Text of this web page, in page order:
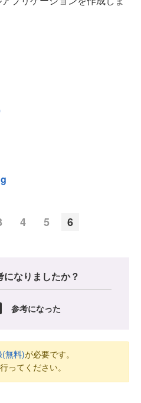
4 5 6
になりましたか？
参考になった
無料)が必要です。
ってください。